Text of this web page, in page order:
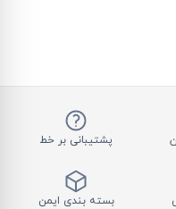
پشتیبانی بر خط
بسته بندی ایمن